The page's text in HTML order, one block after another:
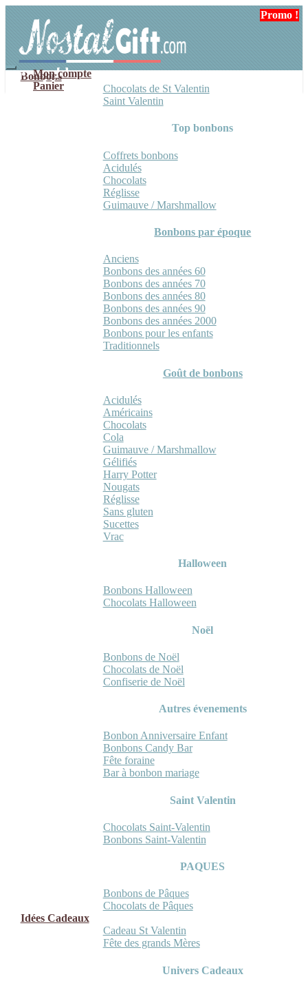
navigation
contenu
Mon compte
Panier
Bonbons
Chocolats de St Valentin
Saint Valentin
Top bonbons
Coffrets bonbons
Acidulés
Chocolats
Réglisse
Guimauve / Marshmallow
Bonbons par époque
Anciens
Bonbons des années 60
Bonbons des années 70
Bonbons des années 80
Bonbons des années 90
Bonbons des années 2000
Bonbons pour les enfants
Traditionnels
Goût de bonbons
Acidulés
Américains
Chocolats
Cola
Guimauve / Marshmallow
Gélifiés
Harry Potter
Nougats
Réglisse
Sans gluten
Sucettes
Vrac
Halloween
Bonbons Halloween
Chocolats Halloween
Noël
Bonbons de Noël
Chocolats de Noël
Confiserie de Noël
Autres évenements
Bonbon Anniversaire Enfant
Bonbons Candy Bar
Fête foraine
Bar à bonbon mariage
Saint Valentin
Chocolats Saint-Valentin
Bonbons Saint-Valentin
PAQUES
Bonbons de Pâques
Chocolats de Pâques
Idées Cadeaux
Cadeau St Valentin
Fête des grands Mères
Univers Cadeaux
Promo !
Promo !
Promo !